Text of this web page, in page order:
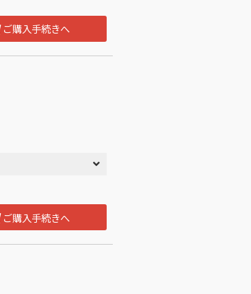
ご購入手続きへ
ご購入手続きへ